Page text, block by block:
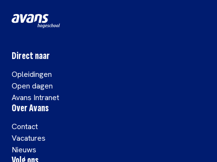
Direct naar
Opleidingen
Open dagen
Avans Intranet
Over Avans
Contact
Vacatures
Nieuws